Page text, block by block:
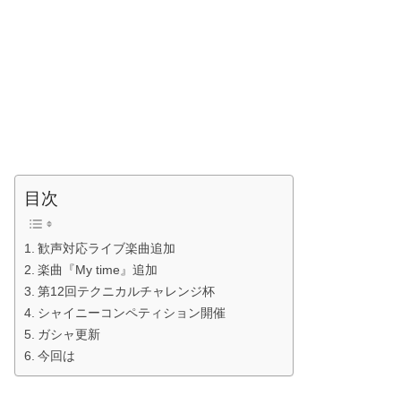
目次
歓声対応ライブ楽曲追加
楽曲『My time』追加
第12回テクニカルチャレンジ杯
シャイニーコンペティション開催
ガシャ更新
今回は